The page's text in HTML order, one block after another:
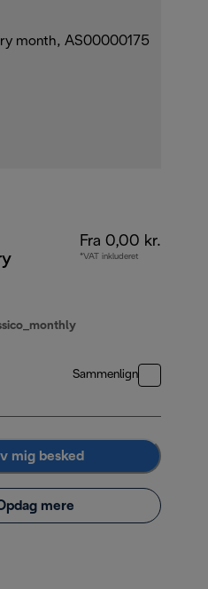
Fra 0,00 kr.
*VAT inkluderet
Sammenlign
mig besked
mere